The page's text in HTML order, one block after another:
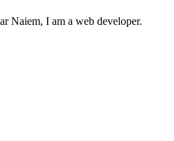
Naiem, I am a web developer.